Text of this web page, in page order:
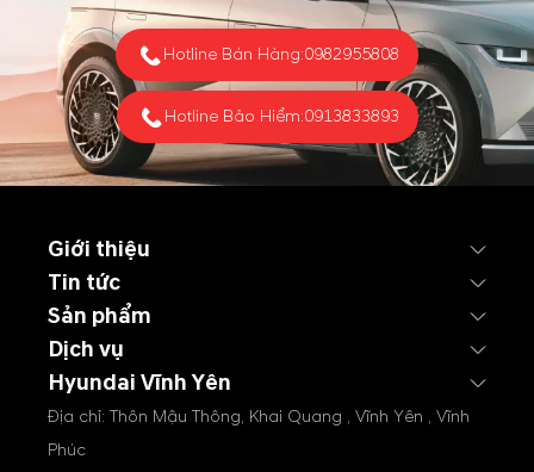
lỏng trừng phạt dầu Nga và
nỗ lực ổn định Trung Đông
từ phía Mỹ đang giúp thị
Hotline Bán Hàng:0982955808
Hotline Bảo Hiểm:0913833893
Giới thiệu
Tin tức
Sản phẩm
Dịch vụ
Hyundai Vĩnh Yên
Địa chỉ: Thôn Mậu Thông, Khai Quang , Vĩnh Yên , Vĩnh
Phúc